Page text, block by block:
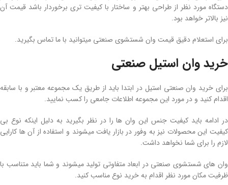
دستگاه مورد نظر از طراحی بهتر و ساختار با کیفیت تری برخوردار باشد قیمت آن
نیز بالاتر خواهد بود.
برای استعلام دقیق قیمت وان شستشوی صنعتی میتوانید با ما تماس بگیرید.
خرید وان استیل صنعتی
برای خرید وان صنعتی استیل در ابتدا باید از طریق یک مجموعه معتبر و با سابقه
اقدام کنید و در مورد این مجموعه اطلاعات جامعی را کسب نمایید.
در ادامه باید کیفیت جنس این وان ها را در نظر بگیرید به دلیل اینکه نوع بی
کیفیت این محصولات نیز به وفور در بازار یافت میشوند و استفاده از آن ها کارایی
لازم را برای شما نخواهد داشت.
وان های شستشوی صنعتی در ابعاد متفاوتی تولید میشوند و شما باید متناسب با
ظرفیت مکان مورد نظر اقدام به خرید نوع مناسب کنید.